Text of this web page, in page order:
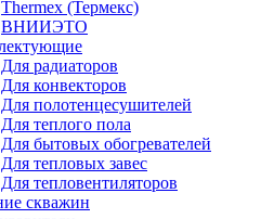
Thermex (Термекс)
ВНИИЭТО
Для радиаторов
Для конвекторов
Для полотенцесушителей
Для теплого пола
Для бытовых обогревателей
Для тепловых завес
Для тепловентиляторов
скважин